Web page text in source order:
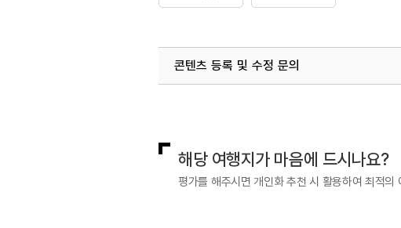
콘텐츠 등록 및 수정 문의
해당 여행지가 마음에 드시나요?
평가를 해주시면 개인화 추천 시 활용하여 최적의